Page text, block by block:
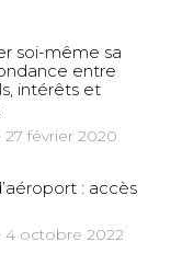
soi-même sa
entre
intérêts et
27 février 2020
: accès
4 octobre 2022